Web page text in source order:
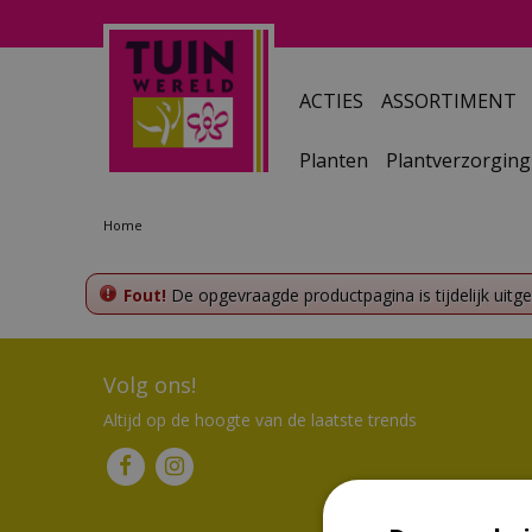
Home
ACTIES ASSORTIMENT
Planten Plantverzorging
Fout! De opgevraagde productpagina is tijdelijk
Volg ons!
Altijd op de hoogte van de laatste trends